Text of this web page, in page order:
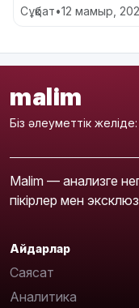
Сұқбат•12 мамыр,
malim
Біз әлеуметтік желіде:
Malim — анализге
пікірлер мен
Айдарлар
Саясат
Аналитика